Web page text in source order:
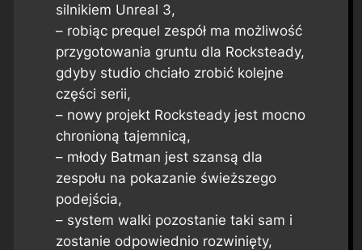
silnikiem Unreal 3,
– robiąc prequel zespół ma możliwość
przygotowania gruntu dla Rocksteady,
gdyby studio chciało zrobić kolejne
części serii,
– nowy projekt Rocksteady jest mocno
chronioną tajemnicą,
– młody Batman jest szansą dla
zespołu na pokazanie świeższego
podejścia,
– system walki pozostanie taki sam i
zostanie odpowiednio rozwinięty,